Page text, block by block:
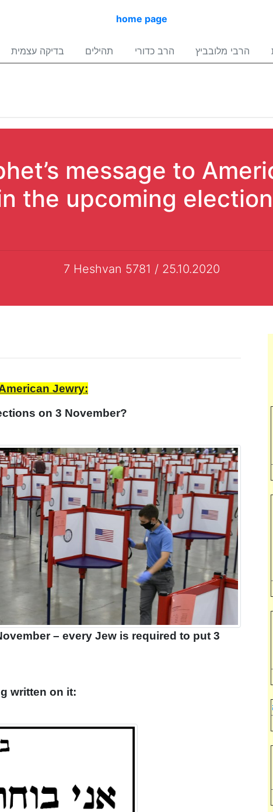
home page
הרבי מלובביץ הרב כדורי תהילים בדיקה עצמית
message to
the upcoming
7 Heshvan 5781 / 25.10.2020
Jewry:
on 3 November?
– every Jew is required to put 3
written on it: